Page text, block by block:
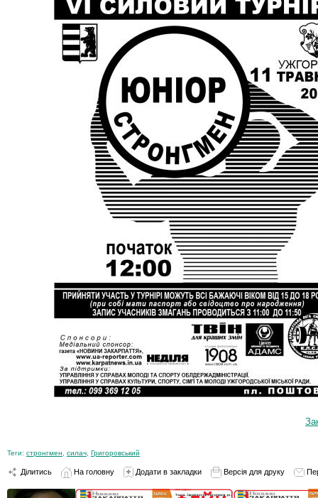
Теги: стронгмен силач Григоровський
Ділитись На головну Додати в закладки Версія для друку